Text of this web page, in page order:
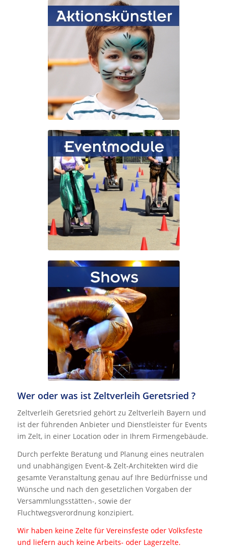
Wer oder was ist Zeltverleih Geretsried ?
Zeltverleih Geretsried gehört zu Zeltverleih Bayern und
ist der führenden Anbieter und Dienstleister für Events
im Zelt, in einer Location oder in Ihrem Firmengebäude.
Durch perfekte Beratung und Planung eines neutralen
und unabhängigen Event-& Zelt-Architekten wird die
gesamte Veranstaltung genau auf Ihre Bedürfnisse und
Wünsche und nach den gesetzlichen Vorgaben der
Versammlungsstätten-, sowie der
Fluchtwegsverordnung konzipiert.
Wir haben keine Zelte für Vereinsfeste oder Volksfeste
und liefern auch keine Arbeits- oder Lagerzelte.